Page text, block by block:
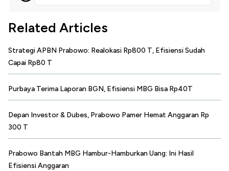
Related Articles
Strategi APBN Prabowo: Realokasi Rp800 T, Efisiensi Sudah
Capai Rp80 T
Purbaya Terima Laporan BGN, Efisiensi MBG Bisa Rp40T
Depan Investor & Dubes, Prabowo Pamer Hemat Anggaran Rp
300 T
Prabowo Bantah MBG Hambur-Hamburkan Uang: Ini Hasil
Efisiensi Anggaran